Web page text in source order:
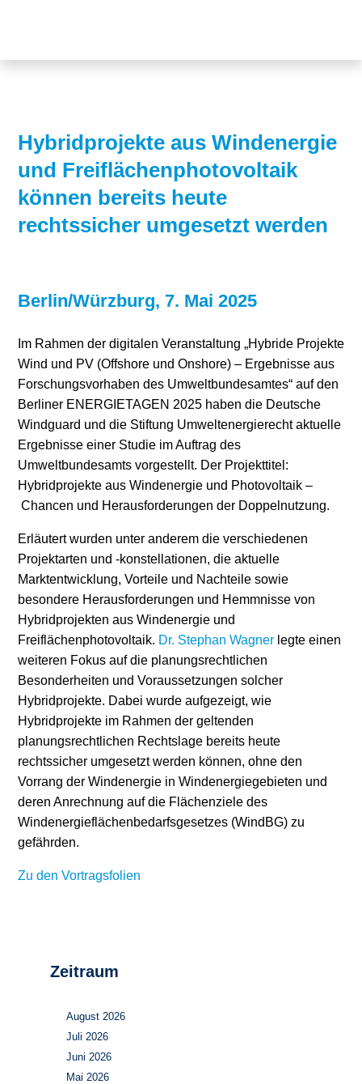
Genehmigungen
Grundsatzfragen
Speicher
Stromerzeugung
Wärme
Wasserstoff
Blog
Karriere
Forschungsnetzwerk
Bibliothek
Newsletter
Infomaterial
Schriften zum
Hybridprojekte aus Windenergie
und Freiflächenphotovoltaik
können bereits heute
rechtssicher umgesetzt werden
Berlin/Würzburg, 7. Mai 2025
Im Rahmen der digitalen Veranstaltung „Hybride Projekte
Wind und PV (Offshore und Onshore) – Ergebnisse aus
Forschungsvorhaben des Umweltbundesamtes“ auf den
Berliner ENERGIETAGEN 2025 haben die Deutsche
Windguard und die Stiftung Umweltenergierecht aktuelle
Ergebnisse einer Studie im Auftrag des
Umweltbundesamts vorgestellt. Der Projekttitel:
Hybridprojekte aus Windenergie und Photovoltaik –
Chancen und Herausforderungen der Doppelnutzung.
Erläutert wurden unter anderem die verschiedenen
Projektarten und -konstellationen, die aktuelle
Marktentwicklung, Vorteile und Nachteile sowie
besondere Herausforderungen und Hemmnisse von
Hybridprojekten aus Windenergie und
Freiflächenphotovoltaik. Dr. Stephan Wagner legte einen
weiteren Fokus auf die planungsrechtlichen
Besonderheiten und Voraussetzungen solcher
Hybridprojekte. Dabei wurde aufgezeigt, wie
Hybridprojekte im Rahmen der geltenden
planungsrechtlichen Rechtslage bereits heute
rechtssicher umgesetzt werden können, ohne den
Vorrang der Windenergie in Windenergiegebieten und
deren Anrechnung auf die Flächenziele des
Windenergieflächenbedarfsgesetzes (WindBG) zu
gefährden.
Zu den Vortragsfolien
Zeitraum
August 2026
Juli 2026
Juni 2026
Mai 2026